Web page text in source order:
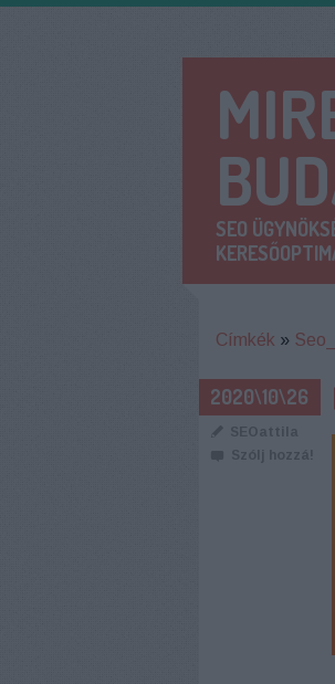
SEO
Címkék »
2020\10\26
SEOattila
Szólj hozzá!